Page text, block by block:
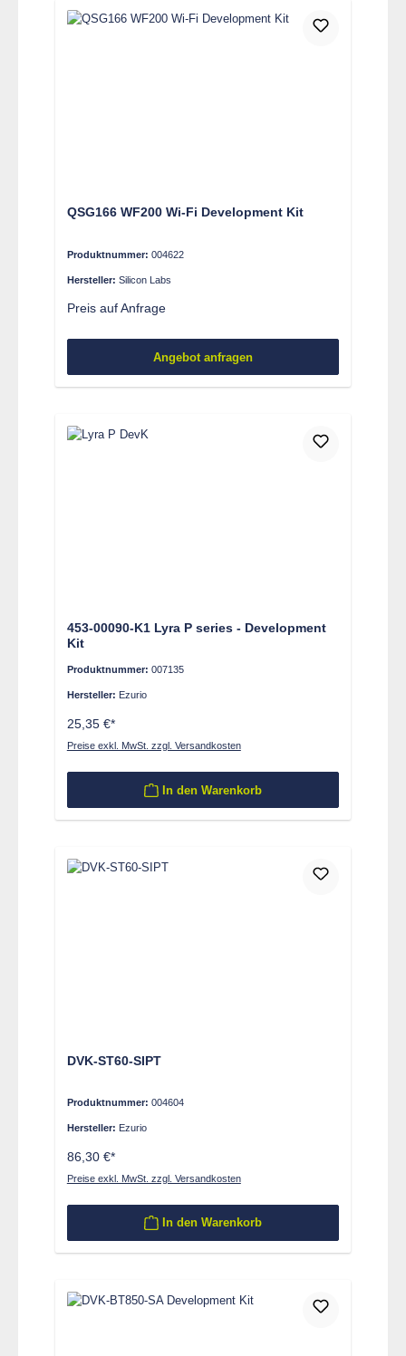
QSG166 WF200 Wi-Fi Development Kit
Produktnummer: 004622
Hersteller: Silicon Labs
Preis auf Anfrage
Angebot anfragen
453-00090-K1 Lyra P series - Development
Kit
Produktnummer: 007135
Hersteller: Ezurio
25,35 €*
Preise exkl. MwSt. zzgl. Versandkosten
In den Warenkorb
DVK-ST60-SIPT
Produktnummer: 004604
Hersteller: Ezurio
86,30 €*
Preise exkl. MwSt. zzgl. Versandkosten
In den Warenkorb